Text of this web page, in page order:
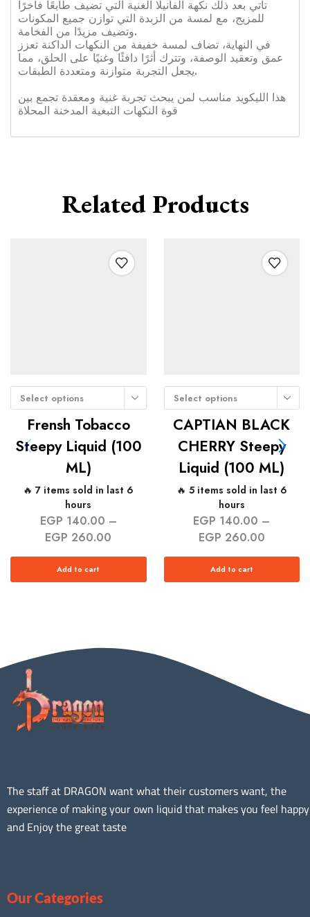
تأتي بعد ذلك نكهة الفانيلا الغنية التي تضيف طابعًا فاخرًا
للمزيج، مع لمسة من الزبدة التي توازن جميع المكونات
وتضيف مزيدًا من الفخامة.
في النهاية، تضاف لمسة خفيفة من النكهات الداكنة تعزز
عمق وتعقيد الوصفة، وتترك أثرًا دافئًا وغنيًا على الحلق، مما
يجعل التجربة متوازنة ومتعددة الطبقات.
هذا الليكويد مناسب لمن يبحث تجربة غنية ومعقدة تجمع بين
قوة النكهات التبغية المدخنة المحلاة
Related Products
Select options
Frensh Tobacco
Steepy Liquid (100
ML)
🔥 7 items sold in last 6
hours
EGP 140.00 –
EGP 260.00
Add to cart
Select options
CAPTIAN BLACK
CHERRY Steepy
Liquid (100 ML)
🔥 5 items sold in last 6
hours
EGP 140.00 –
EGP 260.00
Add to cart
The staff at DRAGON want what their customers want, the
experience of making your own liquid that makes you feel happy
and Enjoy the great taste
Our Categories